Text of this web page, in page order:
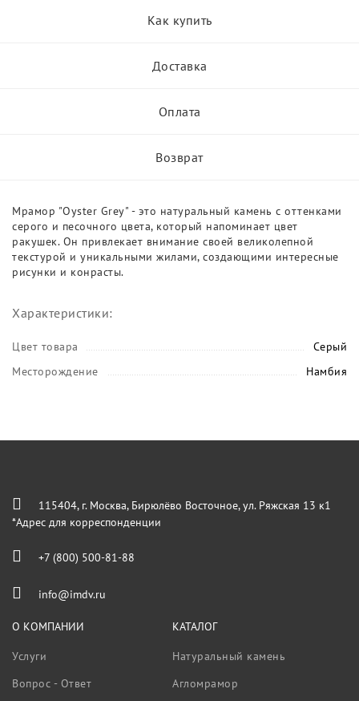
Как купить
Доставка
Оплата
Возврат
Мрамор "Oyster Grey" - это натуральный камень с оттенками
серого и песочного цвета, который напоминает цвет
ракушек. Он привлекает внимание своей великолепной
текстурой и уникальными жилами, создающими интересные
рисунки и конрасты.
Характеристики:
Цвет товара
Серый
Месторождение
Намбия
115404, г. Москва, Бирюлёво Восточное, ул. Ряжская 13 к1
*Адрес для корреспонденции
+7 (800) 500-81-88
info@imdv.ru
О КОМПАНИИ
Услуги
Вопрос - Ответ
КАТАЛОГ
Натуральный камень
Агломрамор